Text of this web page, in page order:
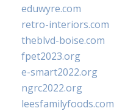
eduwyre.com
retro-interiors.com
theblvd-boise.com
fpet2023.org
e-smart2022.org
ngrc2022.org
leesfamilyfoods.com